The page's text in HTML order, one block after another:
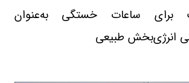
برای ساعات خستگی به‌عنوان
انرژی‌بخش طبیعی